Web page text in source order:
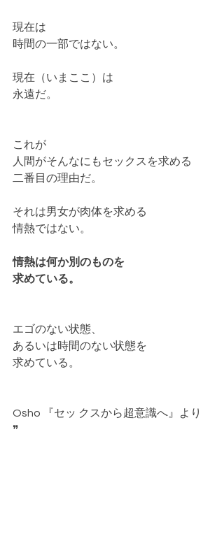
現在は
時間の一部ではない。
現在（いまここ）は
永遠だ。
これが
人間がそんなにもセックスを求める
二番目の理由だ。
それは男女が肉体を求める
情熱ではない。
情熱は何か別のものを
求めている。
エゴのない状態、
あるいは時間のない状態を
求めている。
Osho 『セッ クスから超意識へ』より
❞